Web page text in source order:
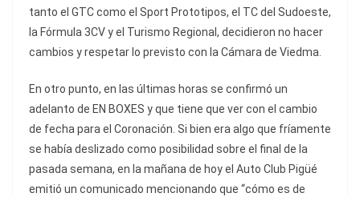
tanto el GTC como el Sport Prototipos, el TC del Sudoeste,
la Fórmula 3CV y el Turismo Regional, decidieron no hacer
cambios y respetar lo previsto con la Cámara de Viedma.
En otro punto, en las últimas horas se confirmó un
adelanto de EN BOXES y que tiene que ver con el cambio
de fecha para el Coronación. Si bien era algo que fríamente
se había deslizado como posibilidad sobre el final de la
pasada semana, en la mañana de hoy el Auto Club Pigüé
emitió un comunicado mencionando que “cómo es de